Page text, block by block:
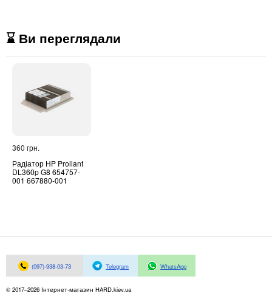
⌛ Ви переглядали
360 грн.
Радіатор HP Proliant
DL360p G8 654757-
001 667880-001
(097)-938-03-73 Telegram WhatsApp
© 2017–2026 Інтернет-магазин HARD.kiev.ua